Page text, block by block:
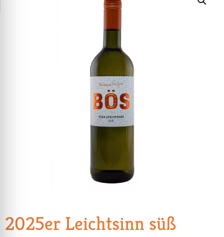
2025er Leichtsinn süß